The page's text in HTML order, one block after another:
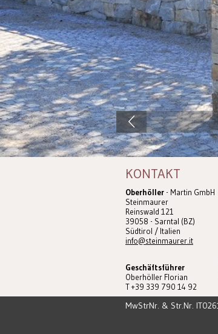
KONTAKT
Oberhöller - Martin GmbH
Steinmaurer
Reinswald 121
39058 - Sarntal (BZ)
Südtirol / Italien
info@steinmaurer.it
Geschäftsführer
Oberhöller Florian
T +39 339 790 14 92
MwStrNr. & Str.Nr.